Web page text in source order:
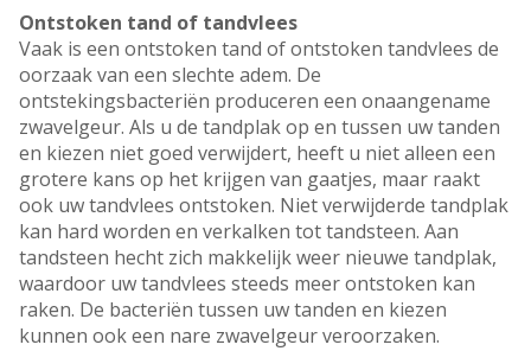
Ontstoken tand of tandvlees
Vaak is een ontstoken tand of ontstoken tandvlees de
oorzaak van een slechte adem. De
ontstekingsbacteriën produceren een onaangename
zwavelgeur. Als u de tandplak op en tussen uw tanden
en kiezen niet goed verwijdert, heeft u niet alleen een
grotere kans op het krijgen van gaatjes, maar raakt
ook uw tandvlees ontstoken. Niet verwijderde tandplak
kan hard worden en verkalken tot tandsteen. Aan
tandsteen hecht zich makkelijk weer nieuwe tandplak,
waardoor uw tandvlees steeds meer ontstoken kan
raken. De bacteriën tussen uw tanden en kiezen
kunnen ook een nare zwavelgeur veroorzaken.